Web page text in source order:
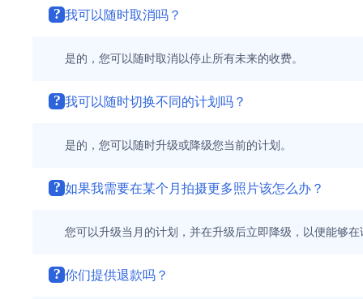
? 我可以随时取消吗？
是的，您可以随时取消以停止所有未来的收费。
? 我可以随时切换不同的计划吗？
是的，您可以随时升级或降级您当前的计划。
? 如果我需要在某个月拍摄更多照片该怎么办？
您可以升级当月的计划，并在升级后立即降级，以便能够
? 你们提供退款吗？